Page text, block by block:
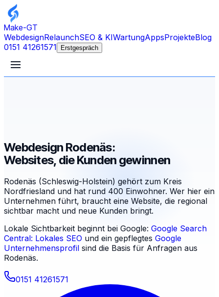
Make-GT
WebdesignRelaunchSEO & KIWartungAppsProjekteBlog
0151 41261571
Erstgespräch
Webdesign Rodenäs:
Websites, die Kunden gewinnen
Rodenäs (Schleswig-Holstein) gehört zum Kreis
Nordfriesland und hat rund 400 Einwohner. Wer hier ein
Unternehmen führt, braucht eine Website, die regional
sichtbar macht und neue Kunden bringt.
Lokale Sichtbarkeit beginnt bei Google: Google Search
Central: Lokales SEO und ein gepflegtes Google
Unternehmensprofil sind die Basis für Anfragen aus
Rodenäs.
0151 41261571